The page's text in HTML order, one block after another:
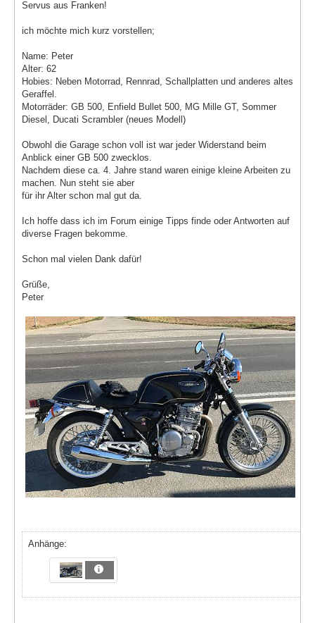
Servus aus Franken!
ich möchte mich kurz vorstellen;
Name: Peter
Alter: 62
Hobies: Neben Motorrad, Rennrad, Schallplatten und anderes altes
Geraffel.
Motorräder: GB 500, Enfield Bullet 500, MG Mille GT, Sommer
Diesel, Ducati Scrambler (neues Modell)
Obwohl die Garage schon voll ist war jeder Widerstand beim
Anblick einer GB 500 zwecklos.
Nachdem diese ca. 4. Jahre stand waren einige kleine Arbeiten zu
machen. Nun steht sie aber
für ihr Alter schon mal gut da.
Ich hoffe dass ich im Forum einige Tipps finde oder Antworten auf
diverse Fragen bekomme.
Schon mal vielen Dank dafür!
Grüße,
Peter
Anhänge: